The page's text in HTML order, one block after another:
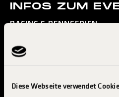
Diese Webseite verwendet
INFOS ZUM
RACING & RENNSERIEN
MESSE & INDUSTRY